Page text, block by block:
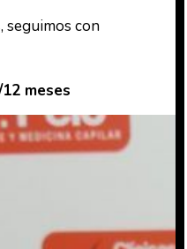
seguimos con
meses